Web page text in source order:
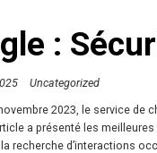
:
Uncategorized
2023, le service de
a présenté les
recherche d’interactions